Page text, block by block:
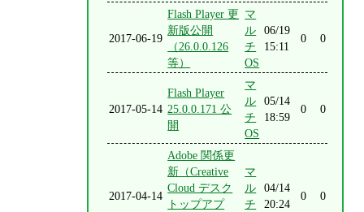
2017-06-19
Flash Player 更
新版公開
（26.0.0.126
等）
マ
ル
チ
OS
06/19
15:11
0 0
2017-05-14
Flash Player
25.0.0.171 公
開
マ
ル
チ
OS
05/14
18:59
0 0
2017-04-14
Adobe 関係更
新（Creative
Cloud デスク
トップアプ
マ
ル
チ
04/14
20:24
0 0